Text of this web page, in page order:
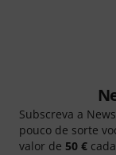
Subscreva a
pouco de sorte
valor de 50 €